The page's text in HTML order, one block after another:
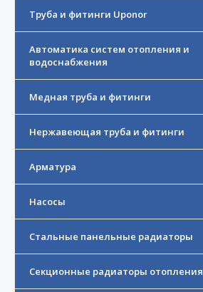
Труба и фитинги Uponor
Автоматика систем отопления и
водоснабжения
Медная труба и фитинги
Нержавеющая труба и фитинги
Арматура
Насосы
Стальные панельные радиаторы
Секционные радиаторы отопления